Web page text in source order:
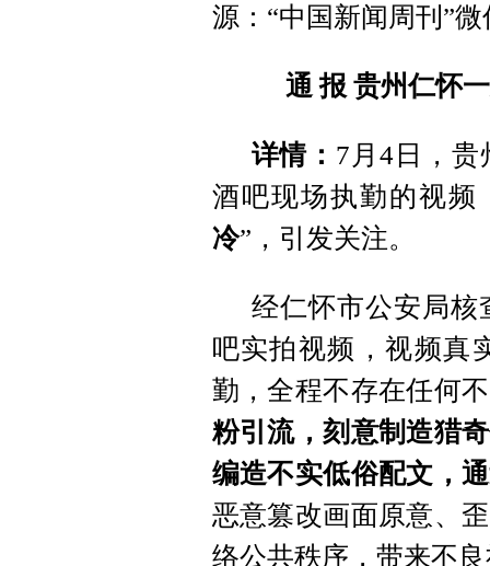
源：“中国新闻周刊”
通 报 贵州仁怀
详情： 7月4日，贵
酒吧现场执勤的视频
冷”，引发关注。
经仁怀市公安局核
吧实拍视频，视频真
勤，全程不存在任何
粉引流，刻意制造猎
编造不实低俗配文，
恶意篡改画面原意、
络公共秩序，带来不